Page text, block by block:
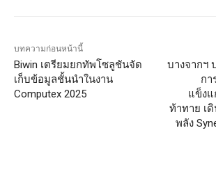
บทความก่อนหน้านี้
Biwin เตรียมยกทัพโซลูชันจัด
เก็บข้อมูลชั้นนำในงาน
Computex 2025
บางจากฯ
กา
แข็งแ
ท้าทาย เ
พลัง